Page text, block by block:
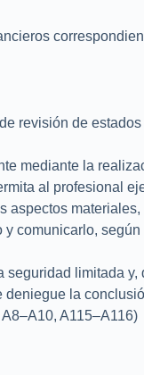
revisión de
mediante la
al profesional
aspectos
comunicarlo,
limitada
la
A115–A116)